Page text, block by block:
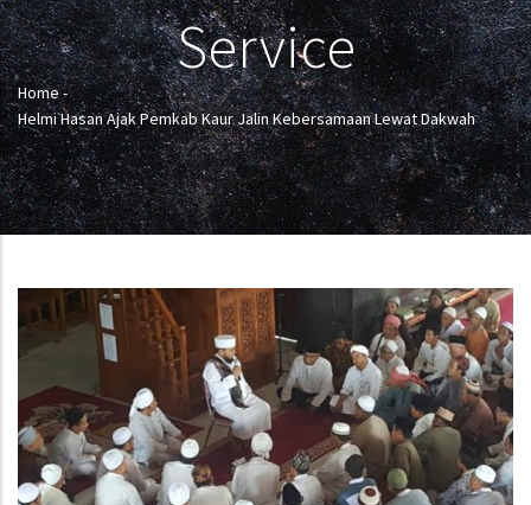
Service
Breadcrumb
Home-
Helmi Hasan Ajak Pemkab Kaur Jalin Kebersamaan Lewat Dakwah